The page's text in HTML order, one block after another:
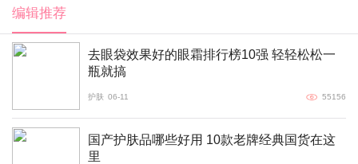
编辑推荐
去眼袋效果好的眼霜排行榜10强 轻轻松松一
瓶就搞
护肤 06-11 55156
国产护肤品哪些好用 10款老牌经典国货在这
里